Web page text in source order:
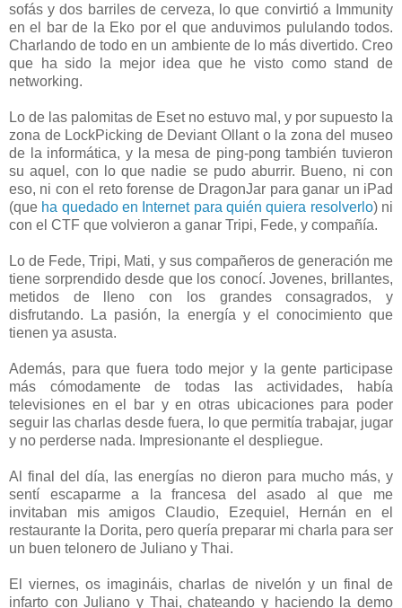
sofás y dos barriles de cerveza, lo que convirtió a Immunity
en el bar de la Eko por el que anduvimos pululando todos.
Charlando de todo en un ambiente de lo más divertido. Creo
que ha sido la mejor idea que he visto como stand de
networking.
Lo de las palomitas de Eset no estuvo mal, y por supuesto la
zona de LockPicking de Deviant Ollant o la zona del museo
de la informática, y la mesa de ping-pong también tuvieron
su aquel, con lo que nadie se pudo aburrir. Bueno, ni con
eso, ni con el reto forense de DragonJar para ganar un iPad
(que ha quedado en Internet para quién quiera resolverlo) ni
con el CTF que volvieron a ganar Tripi, Fede, y compañía.
Lo de Fede, Tripi, Mati, y sus compañeros de generación me
tiene sorprendido desde que los conocí. Jovenes, brillantes,
metidos de lleno con los grandes consagrados, y
disfrutando. La pasión, la energía y el conocimiento que
tienen ya asusta.
Además, para que fuera todo mejor y la gente participase
más cómodamente de todas las actividades, había
televisiones en el bar y en otras ubicaciones para poder
seguir las charlas desde fuera, lo que permitía trabajar, jugar
y no perderse nada. Impresionante el despliegue.
Al final del día, las energías no dieron para mucho más, y
sentí escaparme a la francesa del asado al que me
invitaban mis amigos Claudio, Ezequiel, Hernán en el
restaurante la Dorita, pero quería preparar mi charla para ser
un buen telonero de Juliano y Thai.
El viernes, os imagináis, charlas de nivelón y un final de
infarto con Juliano y Thai, chateando y haciendo la demo